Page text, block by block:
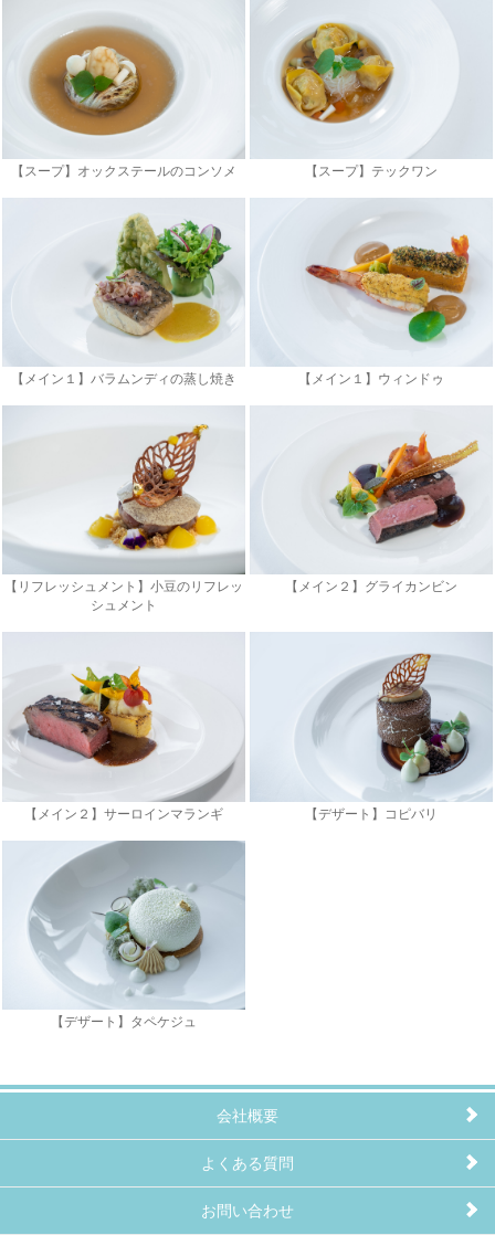
【スープ】オックステールのコンソメ 【スープ】テックワン
【メイン１】バラムンディの蒸し焼き 【メイン１】ウィンドゥ
【リフレッシュメント】小豆のリフレッ
シュメント
【メイン２】グライカンビン
【メイン２】サーロインマランギ 【デザート】コピバリ
【デザート】タペケジュ
会社概要
よくある質問
お問い合わせ